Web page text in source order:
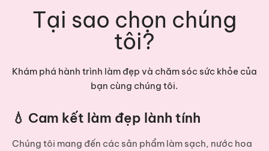
Tại sao chọn chúng
tôi?
Khám phá hành trình làm đẹp và chăm sóc sức khỏe của
bạn cùng chúng tôi.
💧 Cam kết làm đẹp lành tính
Chúng tôi mang đến các sản phẩm làm sạch, nước hoa